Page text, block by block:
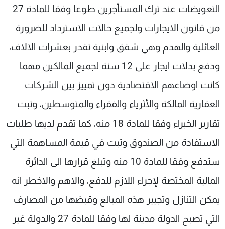
التعويضات عند ترك المستأجرين طوعا وفقا للمادة 27
من قانون الايجارات ولجميع حالات الاسترداد للضرورة
العائلية والهدم وهي شقق وابنية تقدر بعشرات الالاف،
ودفع بدلات ايجار على 12 سنة لجميع المالكين مهما
كانت اوضاعهم الاقتصادية دون تمييز بين الشركات
العقارية المالكة والأثرياء والفقراء والمتوسطين، وتبت
تقارير الخبراء وفقا للمادة 18 منه، كما تقدم لديها طلبات
الاستفادة من الصندوق وتبت في قيمة المساهمة التي
ستدفع وفقا للمادة 10 منه وتبلغ قرارها الى الدائرة
المالية المختصة لإجراء اللازم للدفع، والاهم والاخطر انه
يمكن التنازل وتجيير هذه المبالغ وقبضها من المصارف
التي تصبح الدولة مدينة لها وفقا للمادة 27 والدولة غير